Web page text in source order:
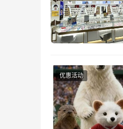
优惠活动